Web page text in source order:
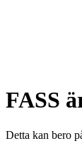
FASS
Detta kan bero